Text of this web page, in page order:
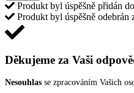
Produkt byl úspěšně přidán
Produkt byl úspěšně odebrán
Děkujeme za Vaši
Nesouhlas se zpracováním Vašich